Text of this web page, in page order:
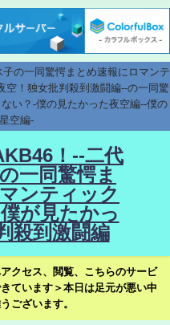
の一同驚愕まとめ速報にロマンテ
空！独女批判殺到激闘編--の一同驚
い？-僕の見たかった夜空編--僕の
空編-
！--二代
一同驚愕ま
ンティック
が見たかっ
殺到激闘編
クセス、閲覧、こちらのサービ
ています＞本日は足元が悪い中
ございます。